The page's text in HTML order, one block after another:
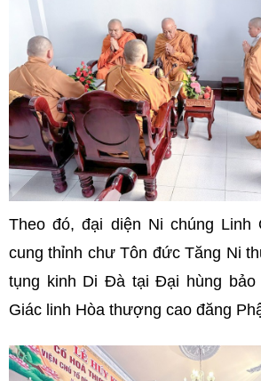
Theo đó, đại diện Ni chúng Linh
cung thỉnh chư Tôn đức Tăng Ni
tụng kinh Di Đà tại Đại hùng bảo
Giác linh Hòa thượng cao đăng